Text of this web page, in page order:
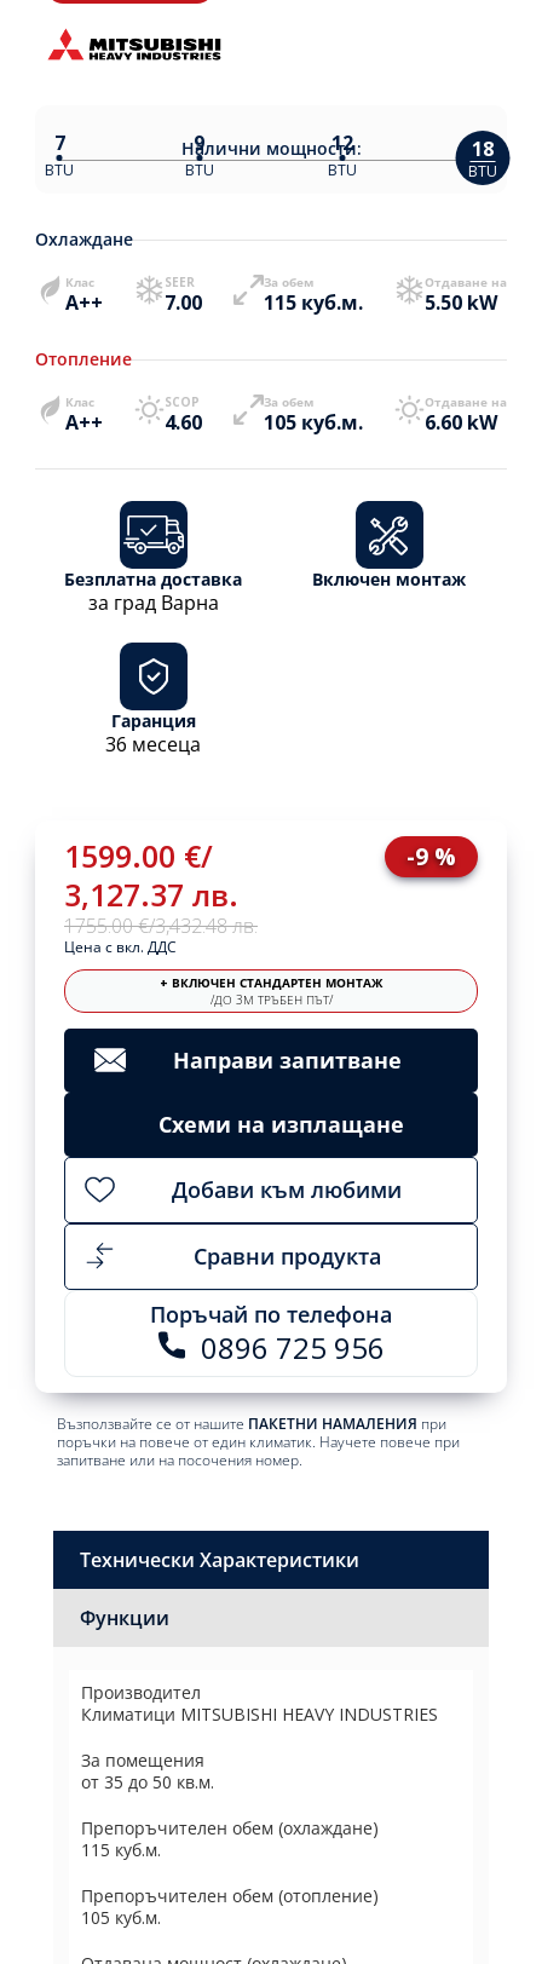
1599.00 €/
3,127.37 лв.
1755.00 €/3,432.48 лв.
-9 %
Цена с вкл. ДДС
+ ВКЛЮЧЕН СТАНДАРТЕН МОНТАЖ
/ДО 3М ТРЪБЕН ПЪТ/
Направи запитване
Схеми на изплащане
Добави към любими
Сравни продукта
Поръчай по телефона
0896 725 956
Възползвайте се от нашите ПАКЕТНИ НАМАЛЕНИЯ при
поръчки на повече от един климатик. Научете повече при
запитване или на посочения номер.
Налични мощности:
7
BTU
9
BTU
12
BTU
18
BTU
Охлаждане
Клас
A++
SEER
7.00
За обем
115 куб.м.
Отдаване на
5.50 kW
Отопление
Клас
A++
SCOP
4.60
За обем
105 куб.м.
Отдаване на
6.60 kW
Безплатна доставка
за град Варна
Включен монтаж
Гаранция
36 месеца
Технически Характеристики
Функции
Производител
Климатици MITSUBISHI HEAVY INDUSTRIES
За помещения
от 35 до 50 кв.м.
Препоръчителен обем (охлаждане)
115 куб.м.
Препоръчителен обем (отопление)
105 куб.м.